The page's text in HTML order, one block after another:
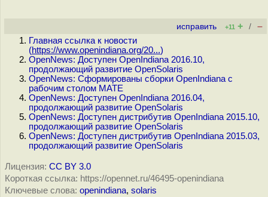
исправить +11 + / –
Главная ссылка к новости
(https://www.openindiana.org/20...)
OpenNews: Доступен OpenIndiana 2016.10,
продолжающий развитие OpenSolaris
OpenNews: Сформированы сборки OpenIndiana с
рабочим столом MATE
OpenNews: Доступен OpenIndiana 2016.04,
продолжающий развитие OpenSolaris
OpenNews: Доступен дистрибутив OpenIndiana 2015.10,
продолжающий развитие OpenSolaris
OpenNews: Доступен дистрибутив OpenIndiana 2015.03,
продолжающий развитие OpenSolaris
Лицензия: CC BY 3.0
Короткая ссылка: https://opennet.ru/46495-openindiana
Ключевые слова: openindiana, solaris